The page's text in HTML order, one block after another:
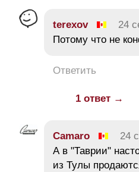
terexov 24
Потому что не
Ответить
1 ответ →
Camaro 24
А в "Таврии"
из Тулы